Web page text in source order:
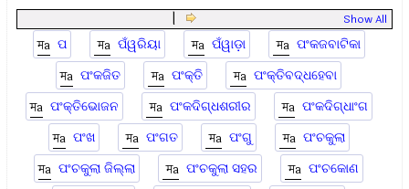
Show All
ପ ପଁୱରିୟା ପଁୱାଡ଼ା
ପଂକଜବାଟିକା
ପଂକଜିତ
ପଂକ୍ତି
ପଂକ୍ତିବଦ୍ଧହେବା
ପଂକ୍ତିଭୋଜନ
ପଂକଦିଗ୍ଧଶରୀର
ପଂକଦିଗ୍ଧାଂଗ
ପଂଖ
ପଂଗତ ପଂଗୁ
ପଂଚକୁଲା
ପଂଚକୁଲା ଜିଲ୍ଲା
ପଂଚକୁଲା ସହର
ପଂଚକୋଣ